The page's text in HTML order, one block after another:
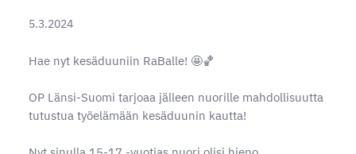
5.3.2024
Hae nyt kesäduuniin RaBalle! 🤩🏀⁠
OP Länsi-Suomi tarjoaa jälleen nuorille mahdollisuutta
tutustua työelämään kesäduunin kautta!